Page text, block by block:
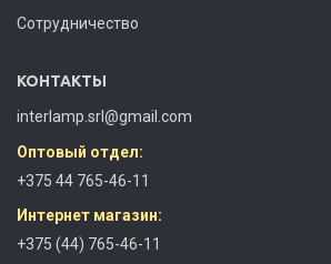
Сотрудничество
КОНТАКТЫ
interlamp.srl@gmail.com
Оптовый отдел:
+375 44 765-46-11
Интернет магазин:
+375 (44) 765-46-11